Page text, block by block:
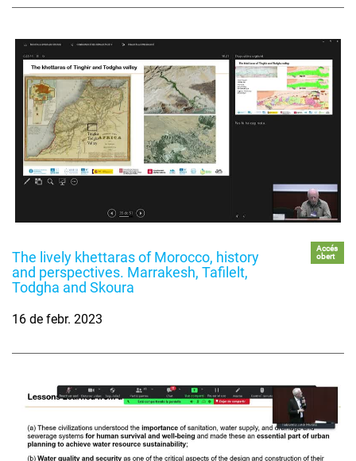
The lively khettaras of Morocco, history
and perspectives. Marrakesh, Tafilelt,
Todgha and Skoura
Accés
obert
16 de febr. 2023